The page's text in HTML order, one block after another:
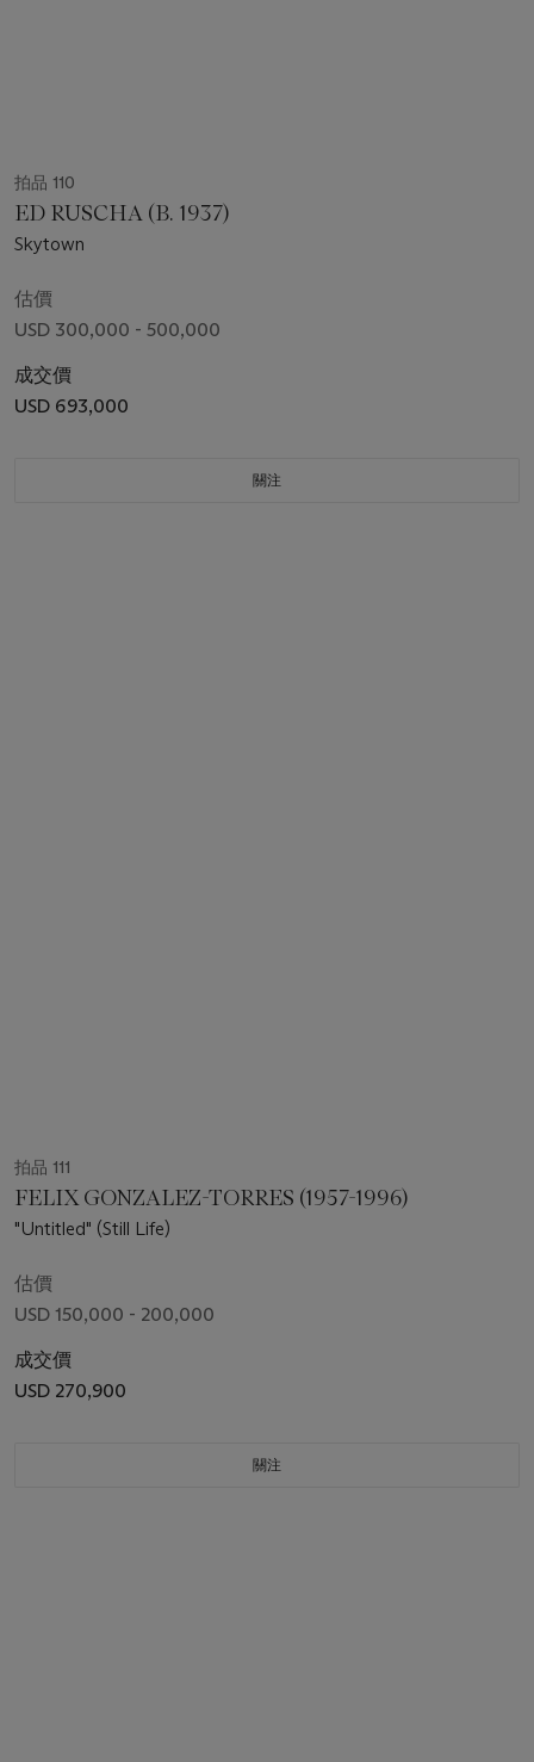
拍品 110
ED RUSCHA (B. 1937)
Skytown
估價
USD 300,000 - 500,000
成交價
USD 693,000
關注
拍品 111
FELIX GONZALEZ-TORRES (1957-1996)
"Untitled" (Still Life)
估價
USD 150,000 - 200,000
成交價
USD 270,900
關注